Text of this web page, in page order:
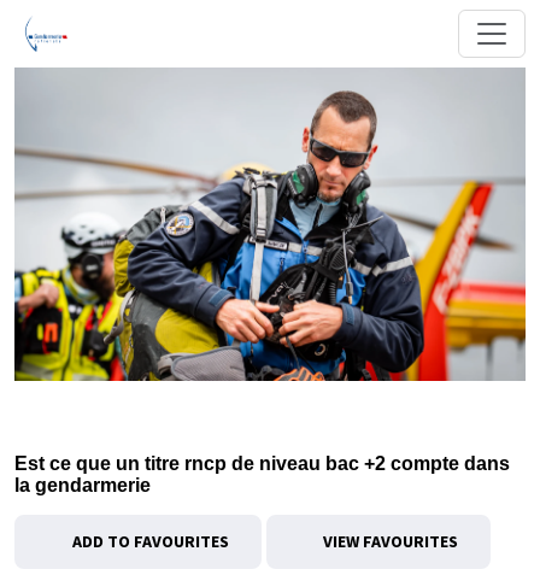
Est ce que un titre rncp de niveau bac +2 compte dans
la gendarmerie
ADD TO FAVOURITES VIEW FAVOURITES